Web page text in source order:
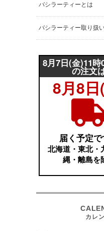
バシラーティーとは
バシラーティー取り扱